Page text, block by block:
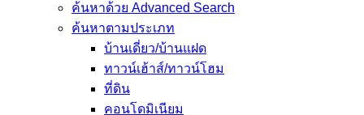
ค้นหาด้วย Advanced Search
ค้นหาตามประเภท
บ้านเดี่ยว/บ้านแฝด
ทาวน์เฮ้าส์/ทาวน์โฮม
ที่ดิน
คอนโดมิเนียม